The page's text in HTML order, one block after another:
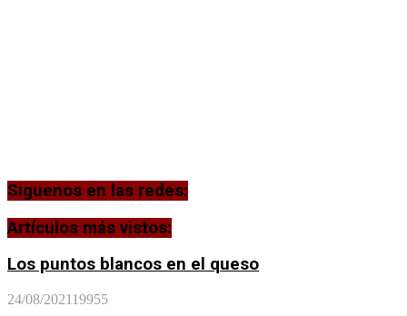
Siguenos en las redes:
Artículos más vistos:
Los puntos blancos en el queso
24/08/202119955